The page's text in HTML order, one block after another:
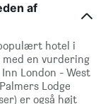
af
hotel i
en vurdering
London - West
Lodge
er også højt